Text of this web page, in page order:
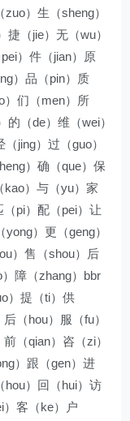
）生（sheng）
（jie）无（wu）
）件（jian）原
）品（pin）质
）们（men）所
的（de）维（wei）
jing）过（guo）
）确（que）保
kao）与（yu）家
（pi）配（pei）让
）更（geng）
）售（shou）后
）障（zhang）bbr
）提（ti）供
（hou）服（fu）
（qian）咨（zi）
）跟（gen）进
hou）回（hui）访
）客（ke）户